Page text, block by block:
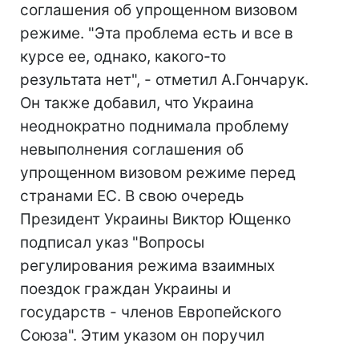
соглашения об упрощенном визовом
режиме. "Эта проблема есть и все в
курсе ее, однако, какого-то
результата нет", - отметил А.Гончарук.
Он также добавил, что Украина
неоднократно поднимала проблему
невыполнения соглашения об
упрощенном визовом режиме перед
странами ЕС. В свою очередь
Президент Украины Виктор Ющенко
подписал указ "Вопросы
регулирования режима взаимных
поездок граждан Украины и
государств - членов Европейского
Союза". Этим указом он поручил